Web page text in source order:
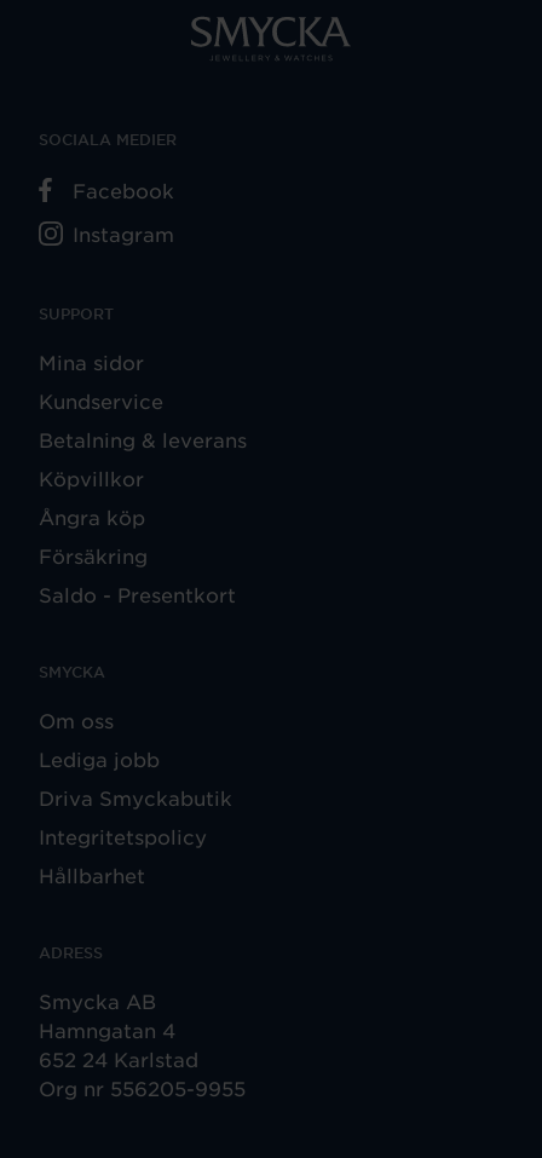
SUPPORT
Mina sidor
Kundservice
Betalning & leverans
Köpvillkor
Ångra köp
Försäkring
Saldo - Presentkort
SMYCKA
Om oss
Lediga jobb
Driva Smyckabutik
Integritetspolicy
Hållbarhet
ADRESS
Smycka AB
Hamngatan 4
652 24 Karlstad
Org nr 556205-9955
SOCIALA MEDIER
Facebook
Instagram